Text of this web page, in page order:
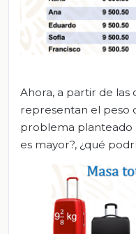
Ahora, a partir de las
representan el peso
problema planteado
es mayor?, ¿qué